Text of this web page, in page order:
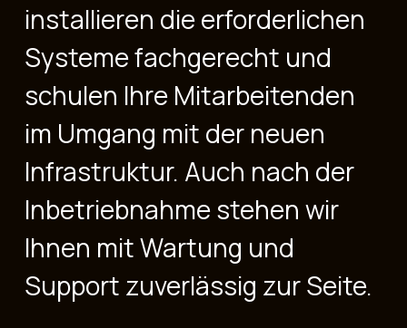
installieren die erforderlichen
Systeme fachgerecht und
schulen Ihre Mitarbeitenden
im Umgang mit der neuen
Infrastruktur. Auch nach der
Inbetriebnahme stehen wir
Ihnen mit Wartung und
Support zuverlässig zur Seite.